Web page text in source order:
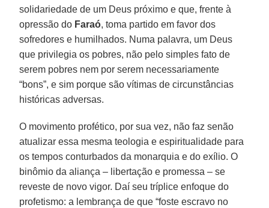
solidariedade de um Deus próximo e que, frente à
opressão do Faraó, toma partido em favor dos
sofredores e humilhados. Numa palavra, um Deus
que privilegia os pobres, não pelo simples fato de
serem pobres nem por serem necessariamente
“bons”, e sim porque são vítimas de circunstâncias
históricas adversas.
O movimento profético, por sua vez, não faz senão
atualizar essa mesma teologia e espiritualidade para
os tempos conturbados da monarquia e do exílio. O
binômio da aliança – libertação e promessa – se
reveste de novo vigor. Daí seu tríplice enfoque do
profetismo: a lembrança de que “foste escravo no